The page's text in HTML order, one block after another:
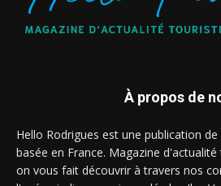
À propos de
Hello Rodrigues est une publication
basée en France. Magazine
on vous fait découvrir à travers nos